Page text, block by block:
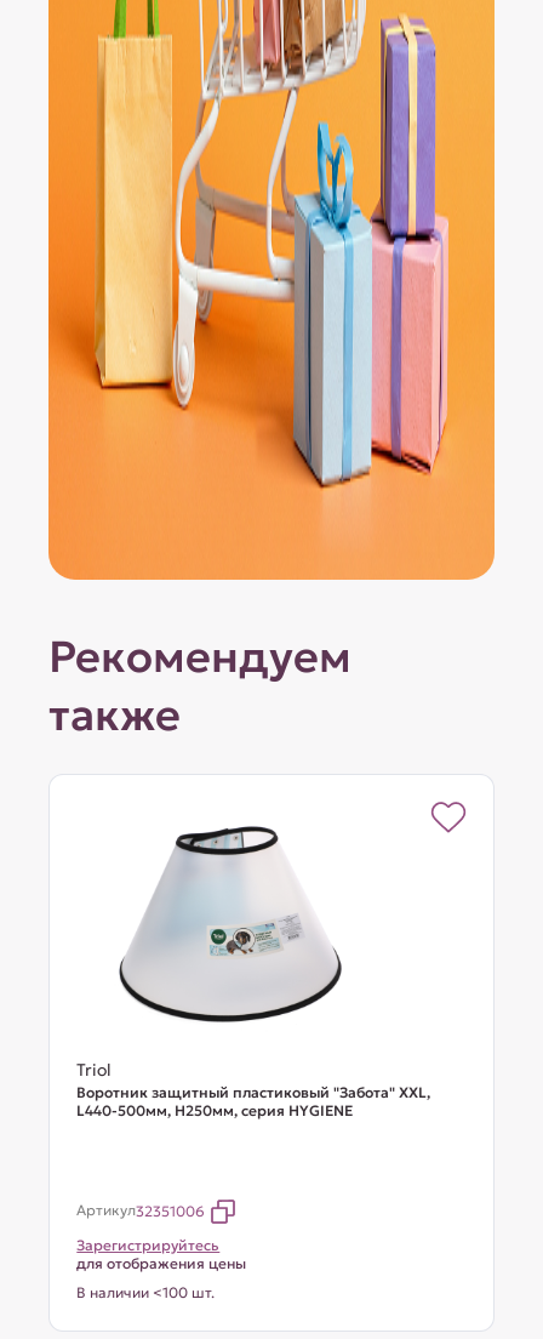
Рекомендуем
также
Triol
Воротник защитный пластиковый "Забота" XXL,
L440-500мм, H250мм, серия HYGIENE
Артикул32351006
Зарегистрируйтесь
для отображения цены
В наличии <100 шт.